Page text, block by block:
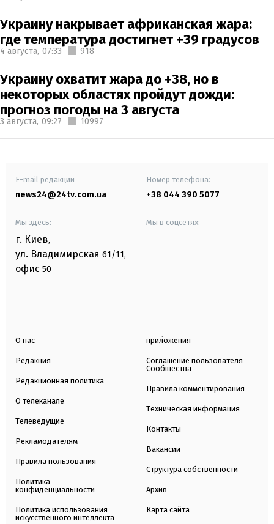
Украину накрывает африканская жара:
где температура достигнет +39 градусов
4 августа, 07:33 918
Украину охватит жара до +38, но в
некоторых областях пройдут дожди:
прогноз погоды на 3 августа
3 августа, 09:27 10997
E-mail редакции
news24@24tv.com.ua
Номер телефона:
+38 044 390 5077
Мы здесь:
г. Киев,
ул. Владимирская 61/11,
офис 50
Мы в соцсетях:
О нас
Редакция
Редакционная политика
О телеканале
Телеведущие
Рекламодателям
Правила пользования
Политика
конфиденциальности
Политика использования
искусственного интеллекта
приложения
Соглашение пользователя
Сообщества
Правила комментирования
Техническая информация
Контакты
Вакансии
Структура собственности
Архив
Карта сайта